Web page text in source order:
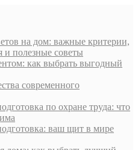
на дом: важные критерии,
и полезные советы
как выбрать выгодный
современного
по охране труда: что
ваш щит в мире